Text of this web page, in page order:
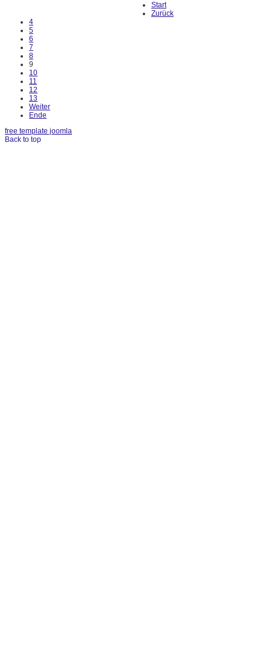
Start
Zurück
4
5
6
7
8
9
10
11
12
13
Weiter
Ende
free template joomla
Back to top